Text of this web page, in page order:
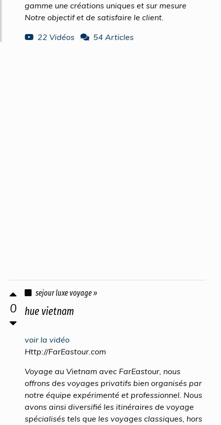
gamme une créations uniques et sur mesure
Notre objectif et de satisfaire le client.
22 Vidéos
54 Articles
0
sejour luxe voyage »
hue vietnam
voir la vidéo
Http://FarEastour.com
Voyage au Vietnam avec FarEastour, nous
offrons des voyages privatifs bien organisés par
notre équipe expérimenté et professionnel. Nous
avons ainsi diversifié les itinéraires de voyage
spécialisés tels que les voyages classiques, hors